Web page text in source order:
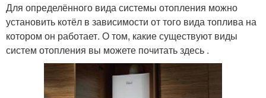
Для определённого вида системы отопления можно
установить котёл в зависимости от того вида топлива на
котором он работает. О том, какие существуют виды
систем отопления вы можете почитать здесь .